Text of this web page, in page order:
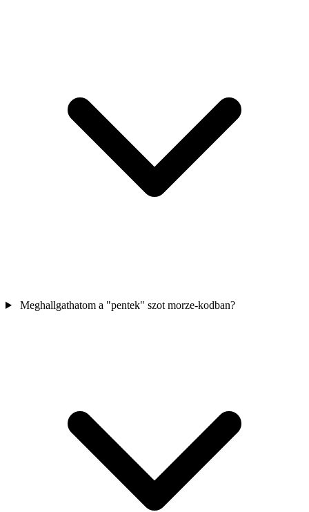
Meghallgathatom a "pentek" szot morze-kodban?